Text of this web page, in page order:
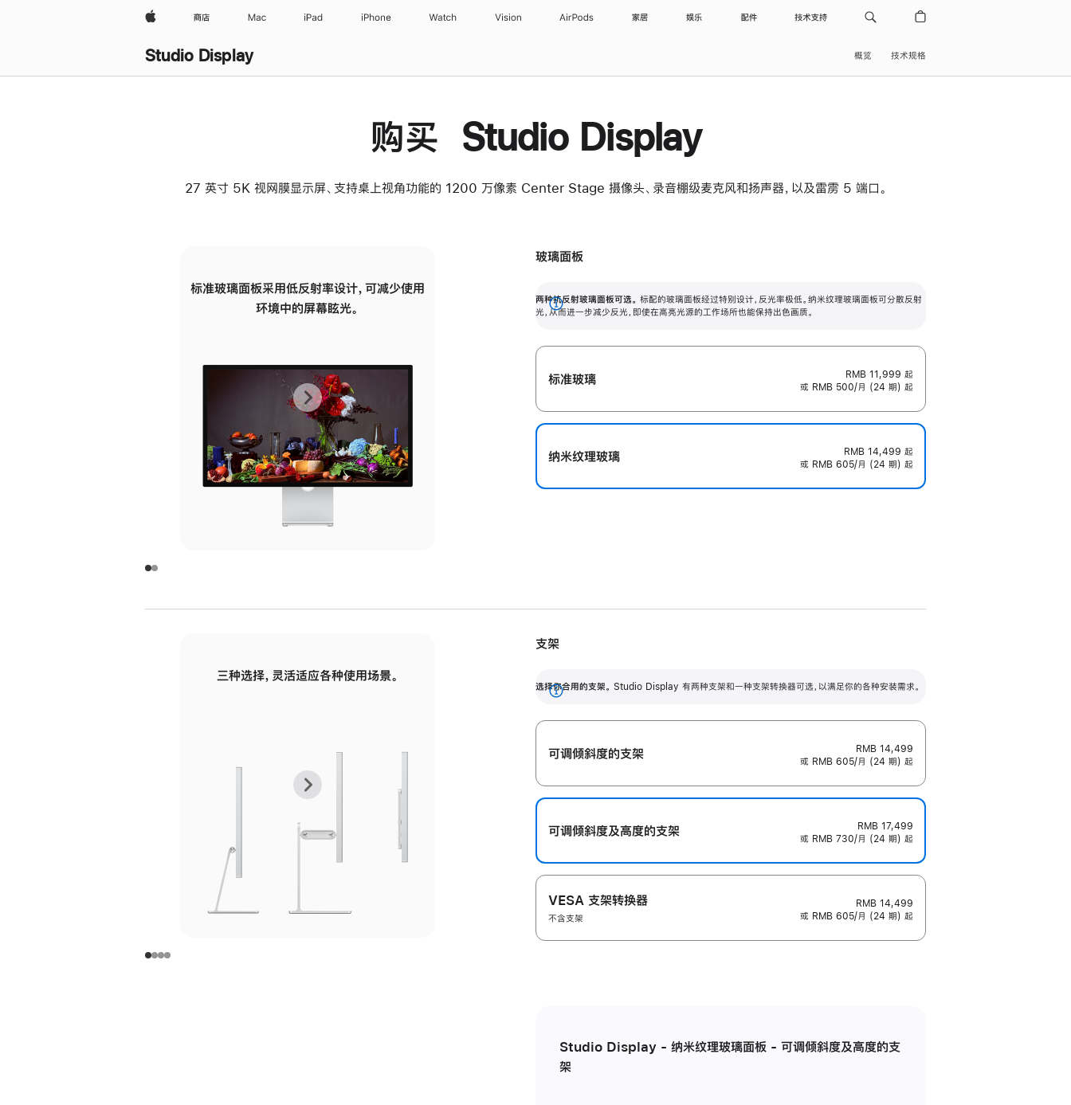
Apple 商店 Mac iPad iPhone Watch Vision AirPods 家居 娱乐 配件 技术支持
Studio Display 概览 技术规格
购买 Studio Display
27 英寸 5K 视网膜显示屏、支持桌上视角功能的 1200 万像素 Center Stage 摄像头、录音棚级麦克风和扬声器，以及雷雳 5 端口。
标准玻璃面板采用低反射率设计，可减少使用
环境中的屏幕眩光。
有高亮光源的场所使用，也能保持出色画质。
上
一
张
图
面
下
一
张
图
面
玻璃面板
两种抗反射玻璃面板可选。 标配的玻璃面板经过特别设计，反光率极低。纳米纹理玻璃面板可分散反射
光，从而进一步减少反光，即使在高亮光源的工作场所也能保持出色画质。
展
标准玻璃 RMB 11,999 起
或 RMB 500/月 (24 期) 起
纳米纹理玻璃 RMB 14,499 起
或 RMB 605/月 (24 期) 起
三种选择，灵活适应各种使用场景。
调节范围。
毫米的高度调节范围。
上
张
下
张
支架
选择你合用的支架。 Studio Display 有两种支架和一种支架转换器可选，以满足你的各种安装需求。
展
开
可调倾斜度的支架
RMB 14,499
或 RMB 605/月 (24 期) 起
可调倾斜度及高‍度的支‍架
RMB 17,499
或 RMB 730/月 (24 期) 起
VESA 支架转换器
不含支架
RMB 14,499
或 RMB 605/月 (24 期) 起
Studio Display - 纳米纹理玻璃面板 - 可调倾斜度及高度的支
架